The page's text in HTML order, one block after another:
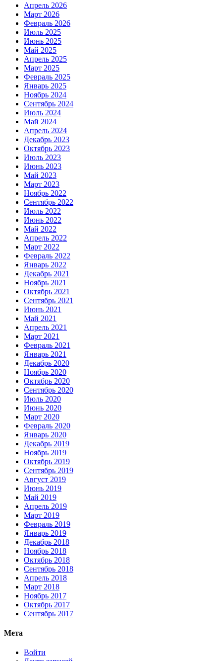
Апрель 2026
Март 2026
Февраль 2026
Июль 2025
Июнь 2025
Май 2025
Апрель 2025
Март 2025
Февраль 2025
Январь 2025
Ноябрь 2024
Сентябрь 2024
Июль 2024
Май 2024
Апрель 2024
Декабрь 2023
Октябрь 2023
Июль 2023
Июнь 2023
Май 2023
Март 2023
Ноябрь 2022
Сентябрь 2022
Июль 2022
Июнь 2022
Май 2022
Апрель 2022
Март 2022
Февраль 2022
Январь 2022
Декабрь 2021
Ноябрь 2021
Октябрь 2021
Сентябрь 2021
Июнь 2021
Май 2021
Апрель 2021
Март 2021
Февраль 2021
Январь 2021
Декабрь 2020
Ноябрь 2020
Октябрь 2020
Сентябрь 2020
Июль 2020
Июнь 2020
Март 2020
Февраль 2020
Январь 2020
Декабрь 2019
Ноябрь 2019
Октябрь 2019
Сентябрь 2019
Август 2019
Июнь 2019
Май 2019
Апрель 2019
Март 2019
Февраль 2019
Январь 2019
Декабрь 2018
Ноябрь 2018
Октябрь 2018
Сентябрь 2018
Апрель 2018
Март 2018
Ноябрь 2017
Октябрь 2017
Сентябрь 2017
Мета
Войти